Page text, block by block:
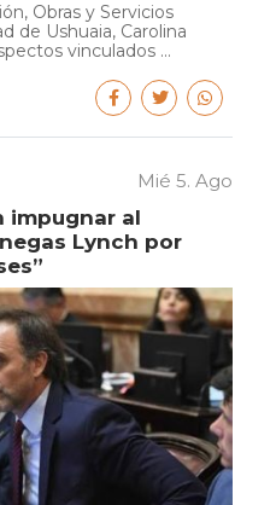
Obras y Servicios
de Ushuaia, Carolina
vinculados ...
Mié 5. Ago
impugnar al
Lynch por